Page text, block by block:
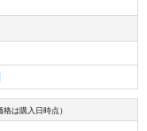
格は購入日時点）